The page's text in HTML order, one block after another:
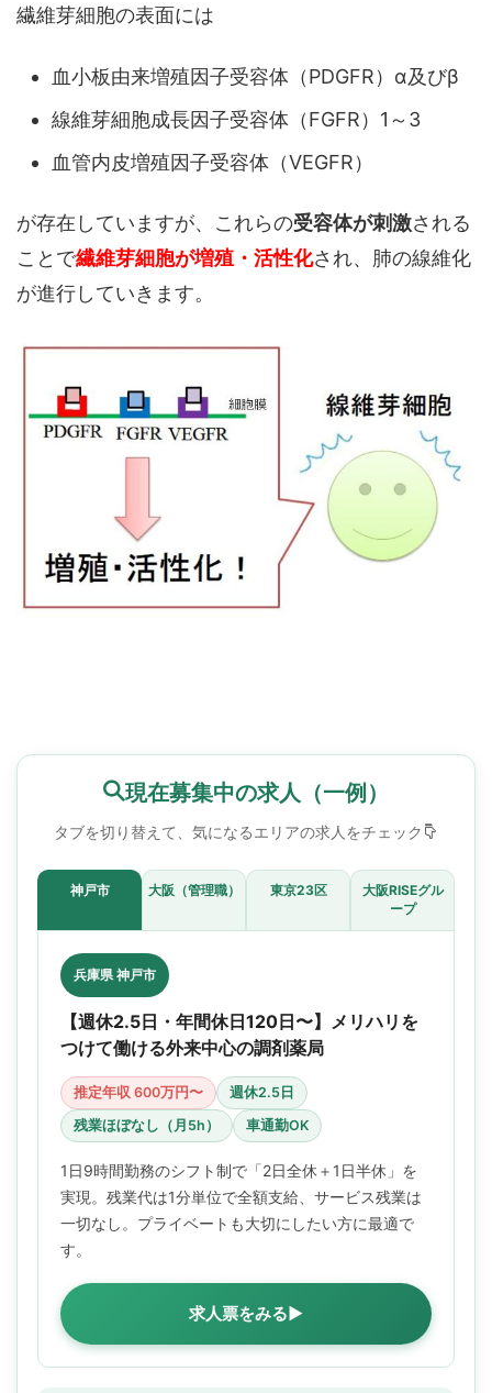
繊維芽細胞の表面には
血小板由来増殖因子受容体（PDGFR）α及びβ
線維芽細胞成長因子受容体（FGFR）1～3
血管内皮増殖因子受容体（VEGFR）
が存在していますが、これらの受容体が刺激される
ことで繊維芽細胞が増殖・活性化され、肺の線維化
が進行していきます。
現在募集中の求人（一例）
タブを切り替えて、気になるエリアの求人をチェック
神戸市 大阪（管理職） 東京23区
大阪RISEグル
ープ
兵庫県 神戸市
【週休2.5日・年間休日120日〜】メリハリを
つけて働ける外来中心の調剤薬局
推定年収 600万円〜
週休2.5日
残業ほぼなし（月5h）
車通勤OK
1日9時間勤務のシフト制で「2日全休＋1日半休」を
実現。残業代は1分単位で全額支給、サービス残業は
一切なし。プライベートも大切にしたい方に最適で
す。
求人票をみる▶